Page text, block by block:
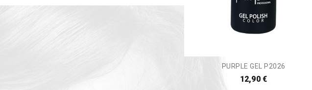
PURPLE GEL P2026
12,90 €